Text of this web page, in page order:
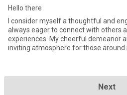
Hello there
I consider myself a thoughtful and
always eager to connect with others
experiences. My cheerful demeanor
inviting atmosphere for those around
Next